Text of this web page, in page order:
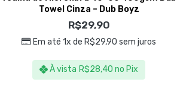
Towel Cinza – Dub Boyz
R$29,90
Em até 1x de R$29,90 sem juros
À vista R$28,40 no Pix